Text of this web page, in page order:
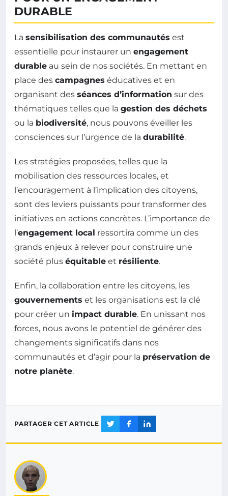
DURABLE
La sensibilisation des communautés est
essentielle pour instaurer un engagement
durable au sein de nos sociétés. En mettant en
place des campagnes éducatives et en
organisant des séances d’information sur des
thématiques telles que la gestion des déchets
ou la biodiversité, nous pouvons éveiller les
consciences sur l’urgence de la durabilité.
Les stratégies proposées, telles que la
mobilisation des ressources locales, et
l’encouragement à l’implication des citoyens,
sont des leviers puissants pour transformer des
initiatives en actions concrètes. L’importance de
l’engagement local ressortira comme un des
grands enjeux à relever pour construire une
société plus équitable et résiliente.
Enfin, la collaboration entre les citoyens, les
gouvernements et les organisations est la clé
pour créer un impact durable. En unissant nos
forces, nous avons le potentiel de générer des
changements significatifs dans nos
communautés et d’agir pour la préservation de
notre planète.
PARTAGER CET ARTICLE